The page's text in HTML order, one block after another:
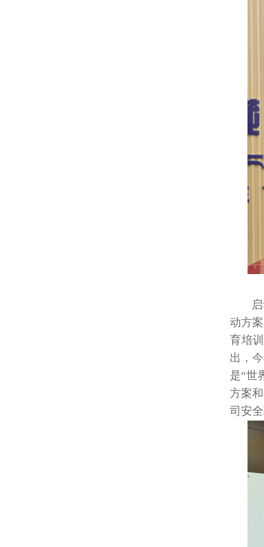
动方
育培
出，
是“世
方案
司安